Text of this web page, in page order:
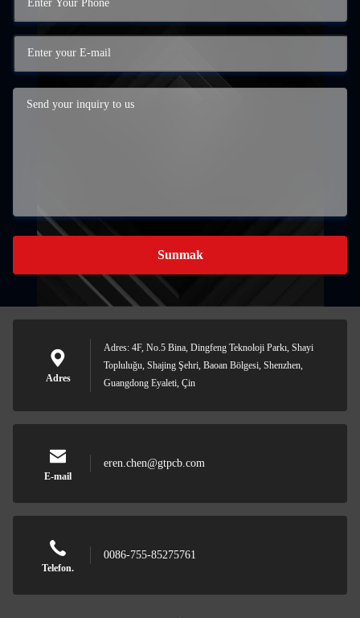
Sunmak
Adres
Adres: 4F, No.5 Bina, Dingfeng Teknoloji Parkı, Shayi
Topluluğu, Shajing Şehri, Baoan Bölgesi, Shenzhen,
Guangdong Eyaleti, Çin
E-mail
eren.chen@gtpcb.com
Telefon.
0086-755-85275761